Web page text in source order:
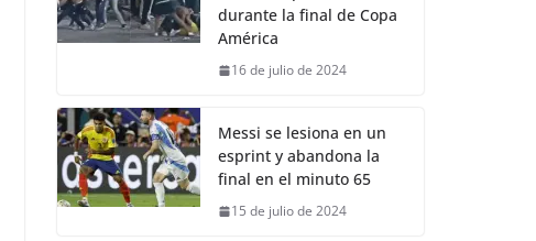
durante la final de Copa
América
16 de julio de 2024
Messi se lesiona en un
esprint y abandona la
final en el minuto 65
15 de julio de 2024